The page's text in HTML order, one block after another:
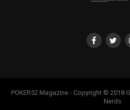
POKER52 Magazine - Copyright © 2018
Nerds.